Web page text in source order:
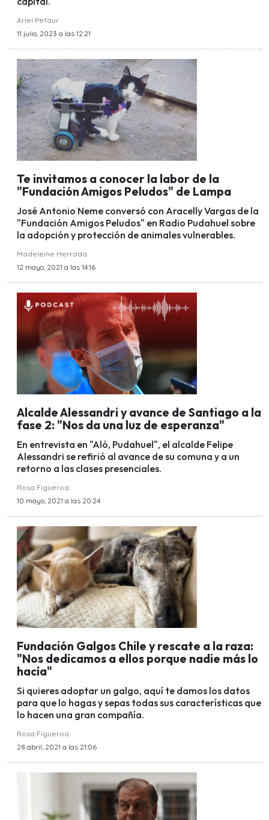
Ariel Pefaur
11 julio, 2023 a las 12:21
Te invitamos a conocer la labor de la
"Fundación Amigos Peludos" de Lampa
José Antonio Neme conversó con Aracelly Vargas de la
"Fundación Amigos Peludos" en Radio Pudahuel sobre
la adopción y protección de animales vulnerables.
Madeleine Herrada
12 mayo, 2021 a las 14:16
Alcalde Alessandri y avance de Santiago a la
fase 2: "Nos da una luz de esperanza"
En entrevista en "Aló, Pudahuel", el alcalde Felipe
Alessandri se refirió al avance de su comuna y a un
retorno a las clases presenciales.
Rosa Figueroa
10 mayo, 2021 a las 20:24
Fundación Galgos Chile y rescate a la raza:
"Nos dedicamos a ellos porque nadie más lo
hacía"
Si quieres adoptar un galgo, aquí te damos los datos
para que lo hagas y sepas todas sus características que
lo hacen una gran compañía.
Rosa Figueroa
28 abril, 2021 a las 21:06